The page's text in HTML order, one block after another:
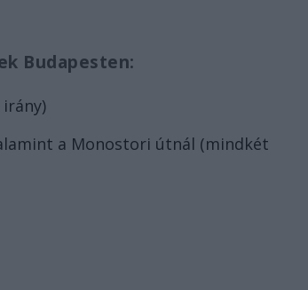
Budapesten:
a Monostori útnál (mindkét